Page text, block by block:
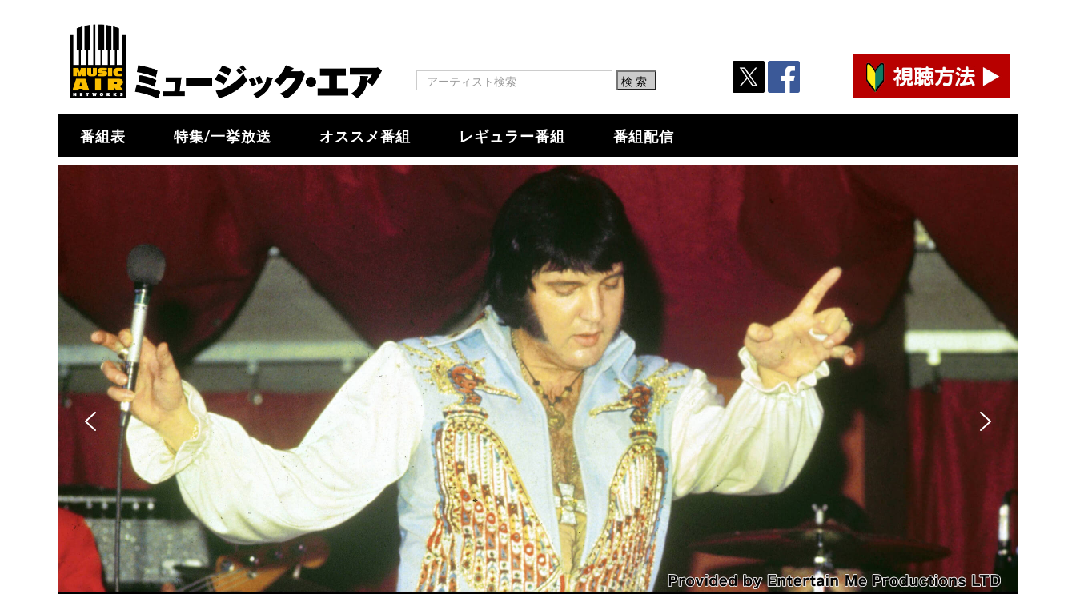
番組表 特集/一挙放送 オススメ番組 レギュラー番組 番組配信